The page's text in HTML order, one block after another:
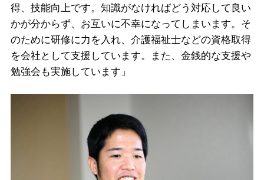
得、技能向上です。知識がなければどう対応して良い
かが分からず、お互いに不幸になってしまいます。そ
のために研修に力を入れ、介護福祉士などの資格取得
を会社として支援しています。また、金銭的な支援や
勉強会も実施しています」